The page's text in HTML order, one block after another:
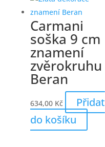
Carmani
soška 9 cm
znamení
zvěrokruhu
Beran
634,00 Kč
Přidat
do košíku